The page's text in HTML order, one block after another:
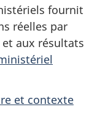
fournit
réelles par
aux résultats
et contexte